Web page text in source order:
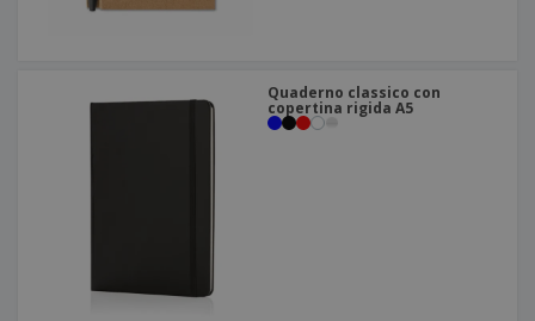
Quaderno classico con
copertina rigida A5